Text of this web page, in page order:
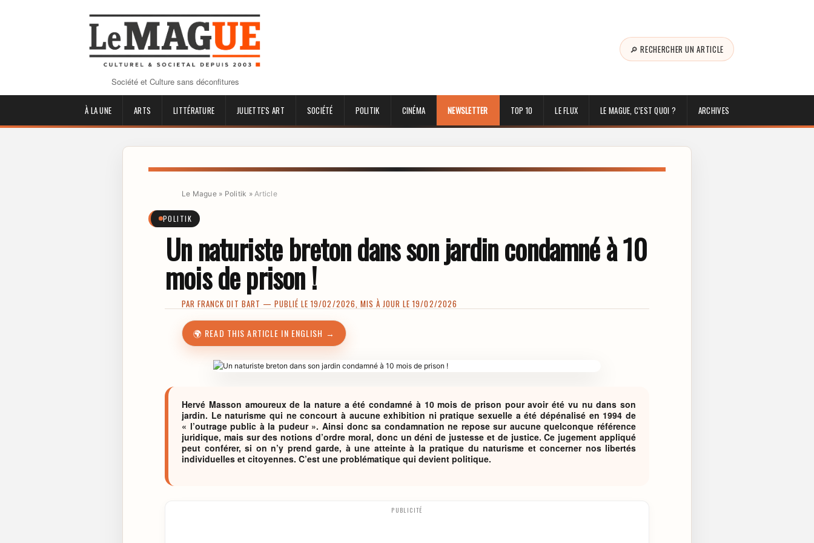
Société et Culture sans déconfitures
🔎 RECHERCHER UN ARTICLE
À LA UNE ARTS LITTÉRATURE JULIETTE'S ART SOCIÉTÉ POLITIK CINÉMA NEWSLETTER TOP 10 LE FLUX LE MAGUE, C’EST QUOI ? ARCHIVES
Le Mague» Politik » Article
POLITIK
Un naturiste breton dans son jardin condamné à 10
mois de prison !
PARFRANCK DIT BART — PUBLIÉ LE 19/02/2026, MIS À JOUR LE 19/02/2026
🌍 READ THIS ARTICLE IN ENGLISH →
Hervé Masson amoureux de la nature a été condamné à 10 mois de prison pour avoir été vu nu dans son
jardin. Le naturisme qui ne concourt à aucune exhibition ni pratique sexuelle a été dépénalisé en 1994 de
« l’outrage public à la pudeur ». Ainsi donc sa condamnation ne repose sur aucune quelconque référence
juridique, mais sur des notions d’ordre moral, donc un déni de justesse et de justice. Ce jugement appliqué
peut conférer, si on n’y prend garde, à une atteinte à la pratique du naturisme et concerner nos libertés
individuelles et citoyennes. C’est une problématique qui devient politique.
PUBLICITÉ